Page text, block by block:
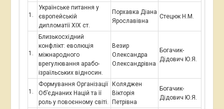
Українське питання у
європейській
дипломатії ХІХ ст.
Порхавка Діана
Ярославівна
Стецюк Н.М.
Близькосхідний
конфлікт: еволюція
міжнародного
врегулювання арабо-
ізраїльських відносин.
Везир
Олександра
Олександрівна
Богачик-
Дідович Ю.Я.
Формування Організації
Об’єднаних Націй та її
роль у повоєнному світі.
Коляджен
Вікторія
Петрівна
Богачик-
Дідович Ю.Я.